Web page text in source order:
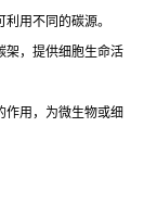
用不同的碳源。
架，提供细胞生命活
作用，为微生物或细